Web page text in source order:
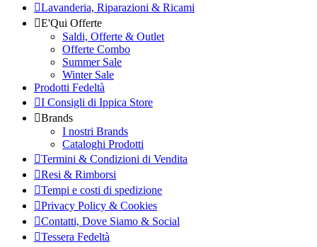
Lavanderia, Riparazioni & Ricami
E'Qui Offerte
Saldi, Offerte & Outlet
Offerte Combo
Summer Sale
Winter Sale
Prodotti Fedeltà
I Consigli di Ippica Store
Brands
I nostri Brands
Cataloghi Prodotti
Termini & Condizioni di Vendita
Resi & Rimborsi
Tempi e costi di spedizione
Privacy Policy & Cookies
Contatti, Dove Siamo & Social
Tessera Fedeltà